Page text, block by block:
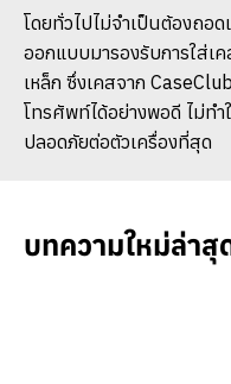
โดยทั่วไปไม่จำเป็นต้องถอ
ออกแบบมารองรับการใส่
เหล็ก ซึ่งเคสจาก
โทรศัพท์ได้อย่างพอดี ไม่ทำ
ปลอดภัยต่อตัวเครื่องที่สุด
บทความใหม่ล่าสุ